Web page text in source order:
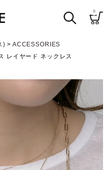
0
)
ACCESSORIES
レイヤード ネックレス